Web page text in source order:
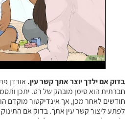
בדוק אם ילדך יוצר אתך קשר עין. אובדן
חברתית הוא סימן מובהק של רט. יתכן
חודשים לאחר מכן, אך אינדיקטור מוקדם
לפתע ליצור קשר עין אתך. בדוק אם